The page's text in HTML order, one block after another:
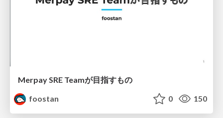
Merpay SRE Teamが目指すもの
foostan
0 150